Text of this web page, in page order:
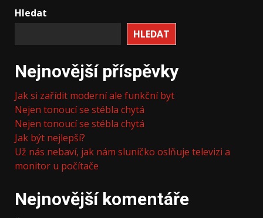
Hledat
HLEDAT
Nejnovější příspěvky
Jak si zařídit moderní ale funkční byt
Nejen tonoucí se stébla chytá
Nejen tonoucí se stébla chytá
Jak být nejlepší?
Už nás nebaví, jak nám sluníčko oslňuje televizi a
monitor u počítače
Nejnovější komentáře